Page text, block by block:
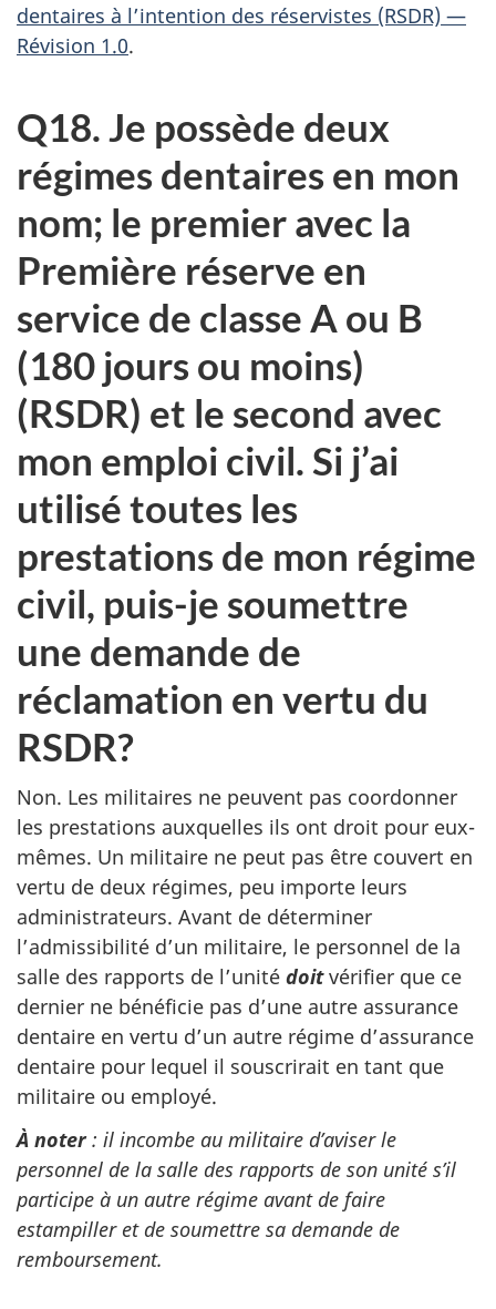
dentaires à l’intention des réservistes (RSDR) —
Révision 1.0.
Q18. Je possède deux
régimes dentaires en mon
nom; le premier avec la
Première réserve en
service de classe A ou B
(180 jours ou moins)
(RSDR) et le second avec
mon emploi civil. Si j’ai
utilisé toutes les
prestations de mon régime
civil, puis-je soumettre
une demande de
réclamation en vertu du
RSDR?
Non. Les militaires ne peuvent pas coordonner
les prestations auxquelles ils ont droit pour eux-
mêmes. Un militaire ne peut pas être couvert en
vertu de deux régimes, peu importe leurs
administrateurs. Avant de déterminer
l’admissibilité d’un militaire, le personnel de la
salle des rapports de l’unité doitvérifier que ce
dernier ne bénéficie pas d’une autre assurance
dentaire en vertu d’un autre régime d’assurance
dentaire pour lequel il souscrirait en tant que
militaire ou employé.
À noter: il incombe au militaire d’aviser le
personnel de la salle des rapports de son unité s’il
participe à un autre régime avant de faire
estampiller et de soumettre sa demande de
remboursement.